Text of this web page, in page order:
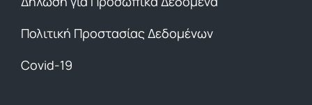
Πολιτική Προστασίας Δεδομένων
Covid-19